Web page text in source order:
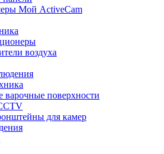
Мой ActiveCam
воздуха
поверхности
для камер